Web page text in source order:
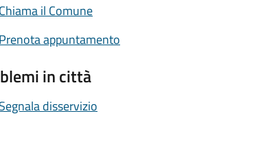
il Comune
appuntamento
in città
disservizio